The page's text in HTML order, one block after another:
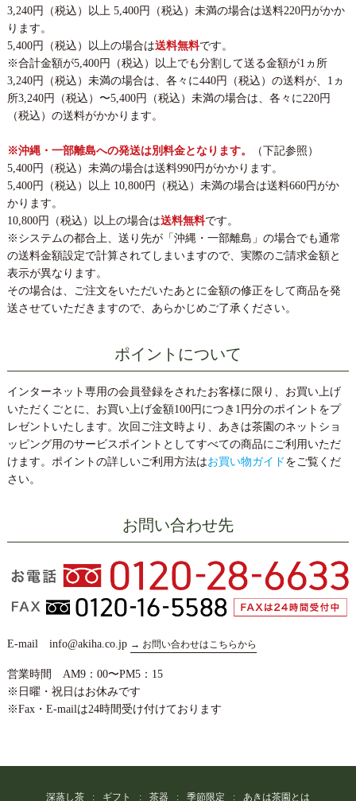
3,240円（税込）以上 5,400円（税込）未満の場合は送料220円がかか
ります。
5,400円（税込）以上の場合は送料無料です。
※合計金額が5,400円（税込）以上でも分割して送る金額が1ヵ所
3,240円（税込）未満の場合は、各々に440円（税込）の送料が、1ヵ
所3,240円（税込）〜5,400円（税込）未満の場合は、各々に220円
（税込）の送料がかかります。
※沖縄・一部離島への発送は別料金となります。
（下記参照）
5,400円（税込）未満の場合は送料990円がかかります。
5,400円（税込）以上 10,800円（税込）未満の場合は送料660円がか
かります。
10,800円（税込）以上の場合は送料無料です。
※システムの都合上、送り先が「沖縄・一部離島」の場合でも通常
の送料金額設定で計算されてしまいますので、実際のご請求金額と
表示が異なります。
その場合は、ご注文をいただいたあとに金額の修正をして商品を発
送させていただきますので、あらかじめご了承ください。
ポイントについて
インターネット専用の会員登録をされたお客様に限り、お買い上げ
いただくごとに、お買い上げ金額100円につき1円分のポイントをプ
レゼントいたします。次回ご注文時より、あきは茶園のネットショ
ッピング用のサービスポイントとしてすべての商品にご利用いただ
けます。ポイントの詳しいご利用方法はお買い物ガイド をご覧くだ
さい。
お問い合わせ先
E-mail info@akiha.co.jp → お問い合わせはこちらから
営業時間 AM9：00〜PM5：15
※日曜・祝日はお休みです
※Fax・E-mailは24時間受け付けております
深蒸し茶 ギフト 茶器 季節限定 あきは茶園とは